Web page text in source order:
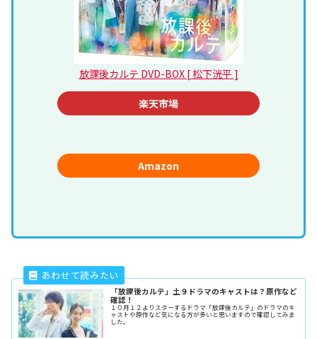
放課後カルテ DVD-BOX [ 松下洸平 ]
楽天市場
Amazon
「放課後カルテ」土９ドラマのキャストは？原作など
確認！
１０月１２よりスターするドラマ「放課後カルテ」のドラマのキ
ャストや原作など気になる方が多いと思いますので確認してみま
した。